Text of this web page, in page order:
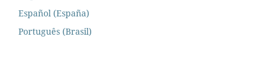
Español (España)
Português (Brasil)